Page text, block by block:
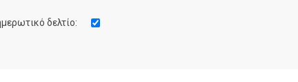
δελτίο: